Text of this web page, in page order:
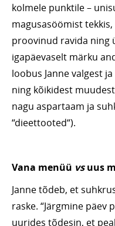
kolmele punktile –
magusasöömist
proovinud ravida ning
igapäevaselt märku
loobus Janne valgest
ning kõikidest
nagu aspartaam ja
“dieettooted“).
Vana menüü vsuus
Janne tõdeb, et
raske. “Järgmine
uurides tõdesin, et